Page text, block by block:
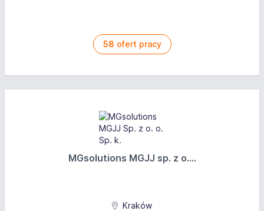
58 ofert pracy
MGsolutions MGJJ sp. z o....
Kraków